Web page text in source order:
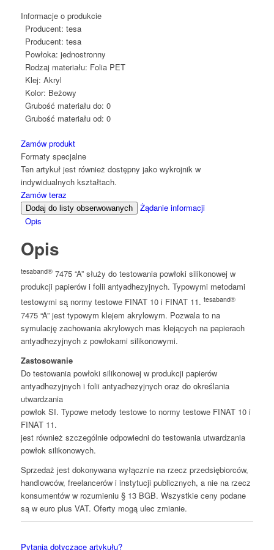
Informacje o produkcie
Producent: tesa
Producent: tesa
Powłoka: jednostronny
Rodzaj materiału: Folia PET
Klej: Akryl
Kolor: Beżowy
Grubość materiału do: 0
Grubość materiału od: 0
Zamów produkt
Formaty specjalne
Ten artykuł jest również dostępny jako wykrojnik w
indywidualnych kształtach.
Zamów teraz
Dodaj do listy obserwowanych
Żądanie informacji
Opis
Opis
tesaband®7475 “A” służy do testowania powłoki silikonowej w
produkcji papierów i folii antyadhezyjnych. Typowymi metodami
testowymi są normy testowe FINAT 10 i FINAT 11. tesaband®
7475 “A” jest typowym klejem akrylowym. Pozwala to na
symulację zachowania akrylowych mas klejących na papierach
antyadhezyjnych z powłokami silikonowymi.
Zastosowanie
Do testowania powłoki silikonowej w produkcji papierów
antyadhezyjnych i folii antyadhezyjnych oraz do określania
utwardzania
powłok SI. Typowe metody testowe to normy testowe FINAT 10 i
FINAT 11.
jest również szczególnie odpowiedni do testowania utwardzania
powłok silikonowych.
Sprzedaż jest dokonywana wyłącznie na rzecz przedsiębiorców,
handlowców, freelancerów i instytucji publicznych, a nie na rzecz
konsumentów w rozumieniu § 13 BGB. Wszystkie ceny podane
są w euro plus VAT. Oferty mogą ulec zmianie.
Pytania dotyczące artykułu?